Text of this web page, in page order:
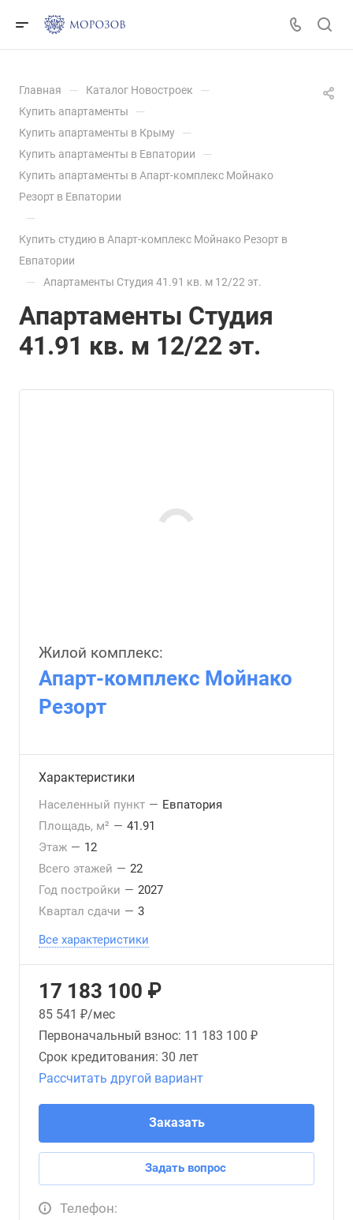
Главная — Каталог Новостроек —
Купить апартаменты —
Купить апартаменты в Крыму —
Купить апартаменты в Евпатории —
Купить апартаменты в Апарт-комплекс Мойнако
Резорт в Евпатории
—
Купить студию в Апарт-комплекс Мойнако Резорт в
Евпатории
— Апартаменты Студия 41.91 кв. м 12/22 эт.
Апартаменты Студия
41.91 кв. м 12/22 эт.
Жилой комплекс:
Апарт-комплекс Мойнако
Резорт
Характеристики
Населенный пункт — Евпатория
Площадь, м² — 41.91
Этаж — 12
Всего этажей — 22
Год постройки — 2027
Квартал сдачи — 3
Все характеристики
17 183 100 ₽
85 541 ₽/мес
Первоначальный взнос: 11 183 100 ₽
Срок кредитования: 30 лет
Рассчитать другой вариант
Заказать
Задать вопрос
Телефон: